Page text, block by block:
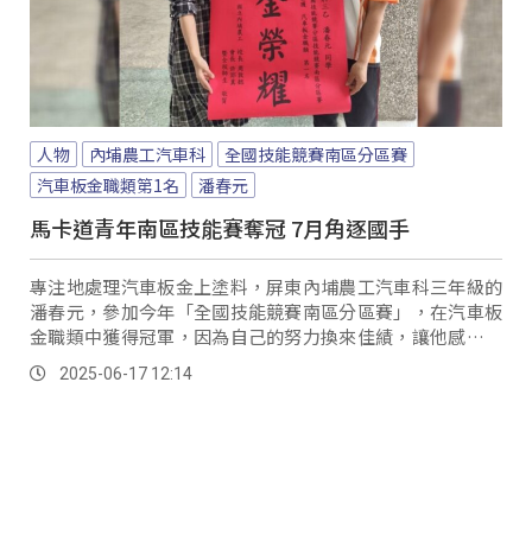
人物 內埔農工汽車科
全國技能競賽南區分區賽
汽車板金職類第1名
潘春元
馬卡道青年南區技能賽奪冠 7月角逐國手
專注地處理汽車板金上塗料，屏東內埔農工汽車科三年級的
潘春元，參加今年「全國技能競賽南區分區賽」，在汽車板
金職類中獲得冠軍，因為自己的努力換來佳績，讓他感到十
分欣慰與開心。
2025-06-17 12:14